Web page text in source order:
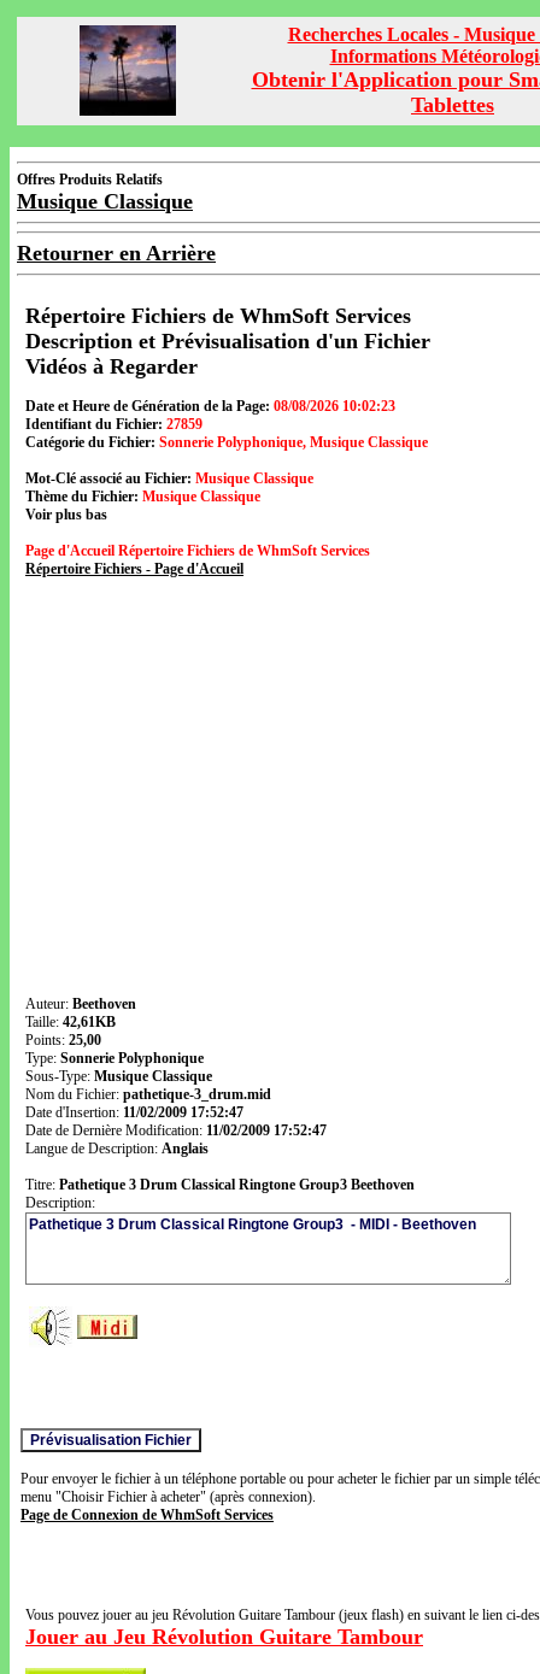
Recherches Locales - Musique
Informations
Obtenir l'Application pour
Tablettes
Offres Produits Relatifs
Musique Classique
Retourner en Arrière
Répertoire Fichiers de WhmSoft Services
Description et Prévisualisation d'un Fichier
Vidéos à Regarder
Date et Heure de Génération de la Page: 08/08/2026 10:02:23
Identifiant du Fichier: 27859
Catégorie du Fichier: Sonnerie Polyphonique, Musique Classique
Mot-Clé associé au Fichier: Musique Classique
Thème du Fichier: Musique Classique
Voir plus bas
Page d'Accueil Répertoire Fichiers de WhmSoft Services
Répertoire Fichiers - Page d'Accueil
Auteur: Beethoven
Taille: 42,61KB
Points: 25,00
Type: Sonnerie Polyphonique
Sous-Type: Musique Classique
Nom du Fichier: pathetique-3_drum.mid
Date d'Insertion: 11/02/2009 17:52:47
Date de Dernière Modification: 11/02/2009 17:52:47
Langue de Description: Anglais
Titre: Pathetique 3 Drum Classical Ringtone Group3 Beethoven
Description:
Pour envoyer le fichier à un téléphone portable ou pour acheter le fichier par un simple
menu "Choisir Fichier à acheter" (après connexion).
Page de Connexion de WhmSoft Services
Vous pouvez jouer au jeu Révolution Guitare Tambour (jeux flash) en suivant le lien ci-
Jouer au Jeu Révolution Guitare Tambour